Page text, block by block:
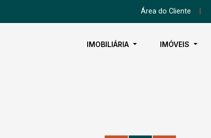
Área do Cliente
IMOBILIÁRIA IMÓVEIS